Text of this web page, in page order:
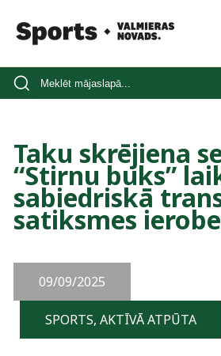
Taku skrējiena
“Stirnu buks”
sabiedriskā
satiksmes
09/09/2025
SPORTS, AKTĪVĀ ATPŪTA